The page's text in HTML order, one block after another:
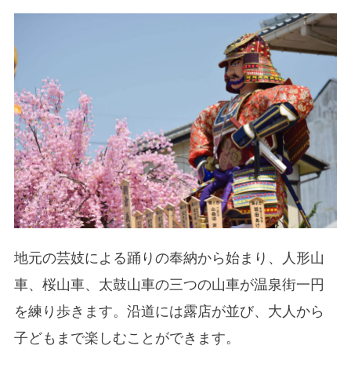
地元の芸妓による踊りの奉納から始まり、人形山
車、桜山車、太鼓山車の三つの山車が温泉街一円
を練り歩きます。沿道には露店が並び、大人から
子どもまで楽しむことができます。